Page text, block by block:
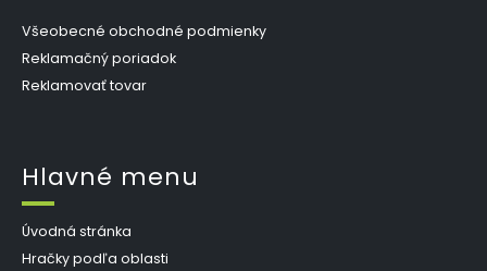
Všeobecné obchodné podmienky
Reklamačný poriadok
Reklamovať tovar
Hlavné menu
Úvodná stránka
Hračky podľa oblasti